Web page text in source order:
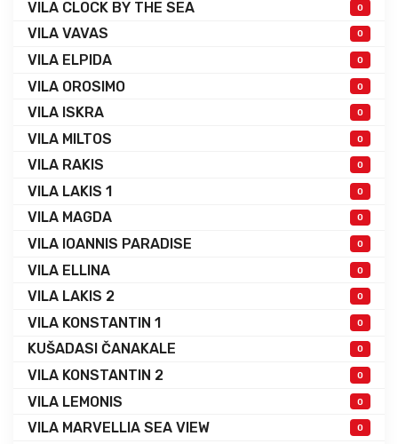
VILA CLOCK BY THE SEA 0
VILA VAVAS 0
VILA ELPIDA 0
VILA OROSIMO 0
VILA ISKRA 0
VILA MILTOS 0
VILA RAKIS 0
VILA LAKIS 1 0
VILA MAGDA 0
VILA IOANNIS PARADISE 0
VILA ELLINA 0
VILA LAKIS 2 0
VILA KONSTANTIN 1 0
KUŠADASI ČANAKALE 0
VILA KONSTANTIN 2 0
VILA LEMONIS 0
VILA MARVELLIA SEA VIEW 0